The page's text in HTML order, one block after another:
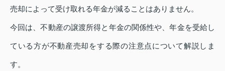
売却によって受け取れる年金が減ることはありません。
今回は、不動産の譲渡所得と年金の関係性や、年金を受給し
ている方が不動産売却をする際の注意点について解説しま
す。